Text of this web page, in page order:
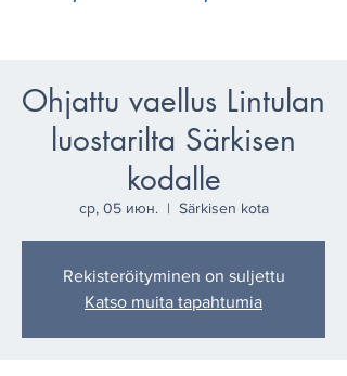
Ohjattu vaellus Lintulan
luostarilta Särkisen
kodalle
ср, 05 июн.
  |
Särkisen kota
Rekisteröityminen on suljettu
Katso muita tapahtumia